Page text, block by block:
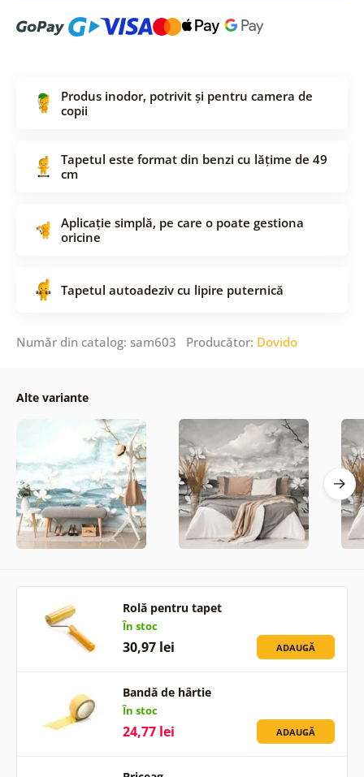
Produs inodor, potrivit și pentru camera de
copii
Tapetul este format din benzi cu lățime de 49
cm
Aplicație simplă, pe care o poate gestiona
oricine
Tapetul autoadeziv cu lipire puternică
Număr din catalog: sam603 Producător: Dovido
Alte variante
Rolă pentru tapet
În stoc
30,97 lei ADAUGĂ
Bandă de hârtie
În stoc
24,77 lei ADAUGĂ